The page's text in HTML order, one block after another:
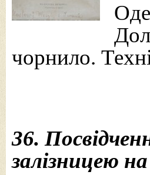
чорнило.
36.
залізницею